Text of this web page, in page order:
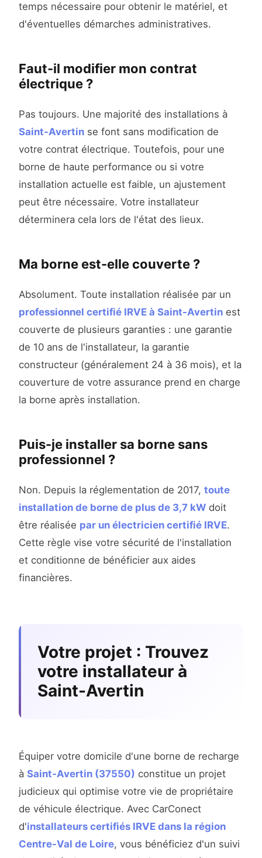
temps nécessaire pour obtenir le matériel, et
d'éventuelles démarches administratives.
Faut-il modifier mon contrat
électrique ?
Pas toujours. Une majorité des installations à
Saint-Avertin se font sans modification de
votre contrat électrique. Toutefois, pour une
borne de haute performance ou si votre
installation actuelle est faible, un ajustement
peut être nécessaire. Votre installateur
déterminera cela lors de l'état des lieux.
Ma borne est-elle couverte ?
Absolument. Toute installation réalisée par un
professionnel certifié IRVE à Saint-Avertin est
couverte de plusieurs garanties : une garantie
de 10 ans de l'installateur, la garantie
constructeur (généralement 24 à 36 mois), et la
couverture de votre assurance prend en charge
la borne après installation.
Puis-je installer sa borne sans
professionnel ?
Non. Depuis la réglementation de 2017, toute
installation de borne de plus de 3,7 kW doit
être réalisée par un électricien certifié IRVE.
Cette règle vise votre sécurité de l'installation
et conditionne de bénéficier aux aides
financières.
Votre projet : Trouvez
votre installateur à
Saint-Avertin
Équiper votre domicile d'une borne de recharge
à Saint-Avertin (37550) constitue un projet
judicieux qui optimise votre vie de propriétaire
de véhicule électrique. Avec CarConect
d'installateurs certifiés IRVE dans la région
Centre-Val de Loire, vous bénéficiez d'un suivi